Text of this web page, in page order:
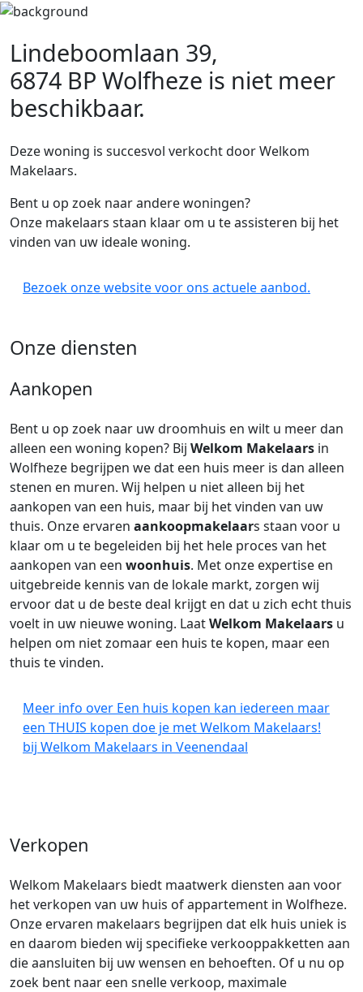
Lindeboomlaan 39,
6874 BP Wolfheze is niet meer
beschikbaar.
Deze woning is succesvol verkocht door Welkom
Makelaars.
Bent u op zoek naar andere woningen?
Onze makelaars staan klaar om u te assisteren bij het
vinden van uw ideale woning.
Bezoek onze website voor ons actuele aanbod.
Onze diensten
Aankopen
Bent u op zoek naar uw droomhuis en wilt u meer dan
alleen een woning kopen? Bij Welkom Makelaars in
Wolfheze begrijpen we dat een huis meer is dan alleen
stenen en muren. Wij helpen u niet alleen bij het
aankopen van een huis, maar bij het vinden van uw
thuis. Onze ervaren aankoopmakelaars staan voor u
klaar om u te begeleiden bij het hele proces van het
aankopen van een woonhuis. Met onze expertise en
uitgebreide kennis van de lokale markt, zorgen wij
ervoor dat u de beste deal krijgt en dat u zich echt thuis
voelt in uw nieuwe woning. LaatWelkom Makelaars u
helpen om niet zomaar een huis te kopen, maar een
thuis te vinden.
Meer info over Een huis kopen kan iedereen maar
een THUIS kopen doe je met Welkom Makelaars!
bij Welkom Makelaars in Veenendaal
Verkopen
Welkom Makelaars biedt maatwerk diensten aan voor
het verkopen van uw huis of appartement in Wolfheze.
Onze ervaren makelaars begrijpen dat elk huis uniek is
en daarom bieden wij specifieke verkooppakketten aan
die aansluiten bij uw wensen en behoeften. Of u nu op
zoek bent naar een snelle verkoop, maximale